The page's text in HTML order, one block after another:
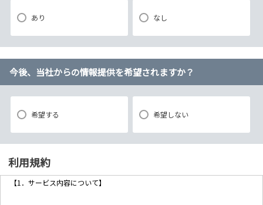
あり なし
今後、当社からの情報提供を希望されますか？
希望する 希望しない
利用規約
【1．サービス内容について】